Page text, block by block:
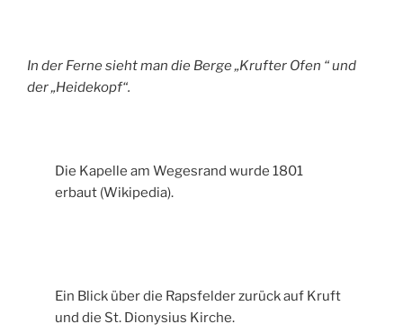
In der Ferne sieht man die Berge „Krufter Ofen “ und
der „Heidekopf“.
Die Kapelle am Wegesrand wurde 1801
erbaut (Wikipedia).
Ein Blick über die Rapsfelder zurück auf Kruft
und die St. Dionysius Kirche.